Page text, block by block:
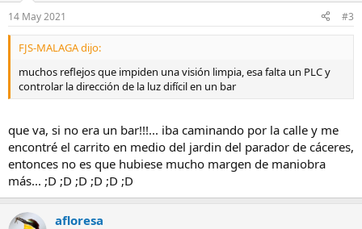
14 May 2021 #3
FJS-MALAGA dijo:
muchos reflejos que impiden una visión limpia, esa falta un PLC y
controlar la dirección de la luz difícil en un bar
que va, si no era un bar!!!... iba caminando por la calle y me
encontré el carrito en medio del jardin del parador de cáceres,
entonces no es que hubiese mucho margen de maniobra
más... ;D ;D ;D ;D ;D ;D
afloresa